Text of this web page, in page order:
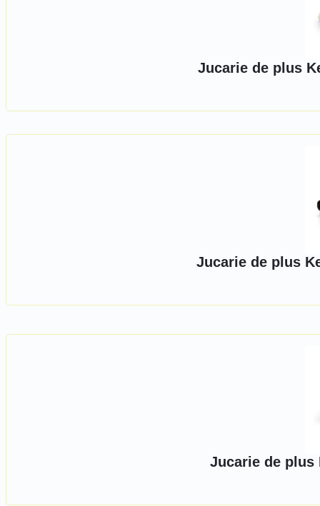
Jucarie de plus
Jucarie de plus
Jucarie de plus